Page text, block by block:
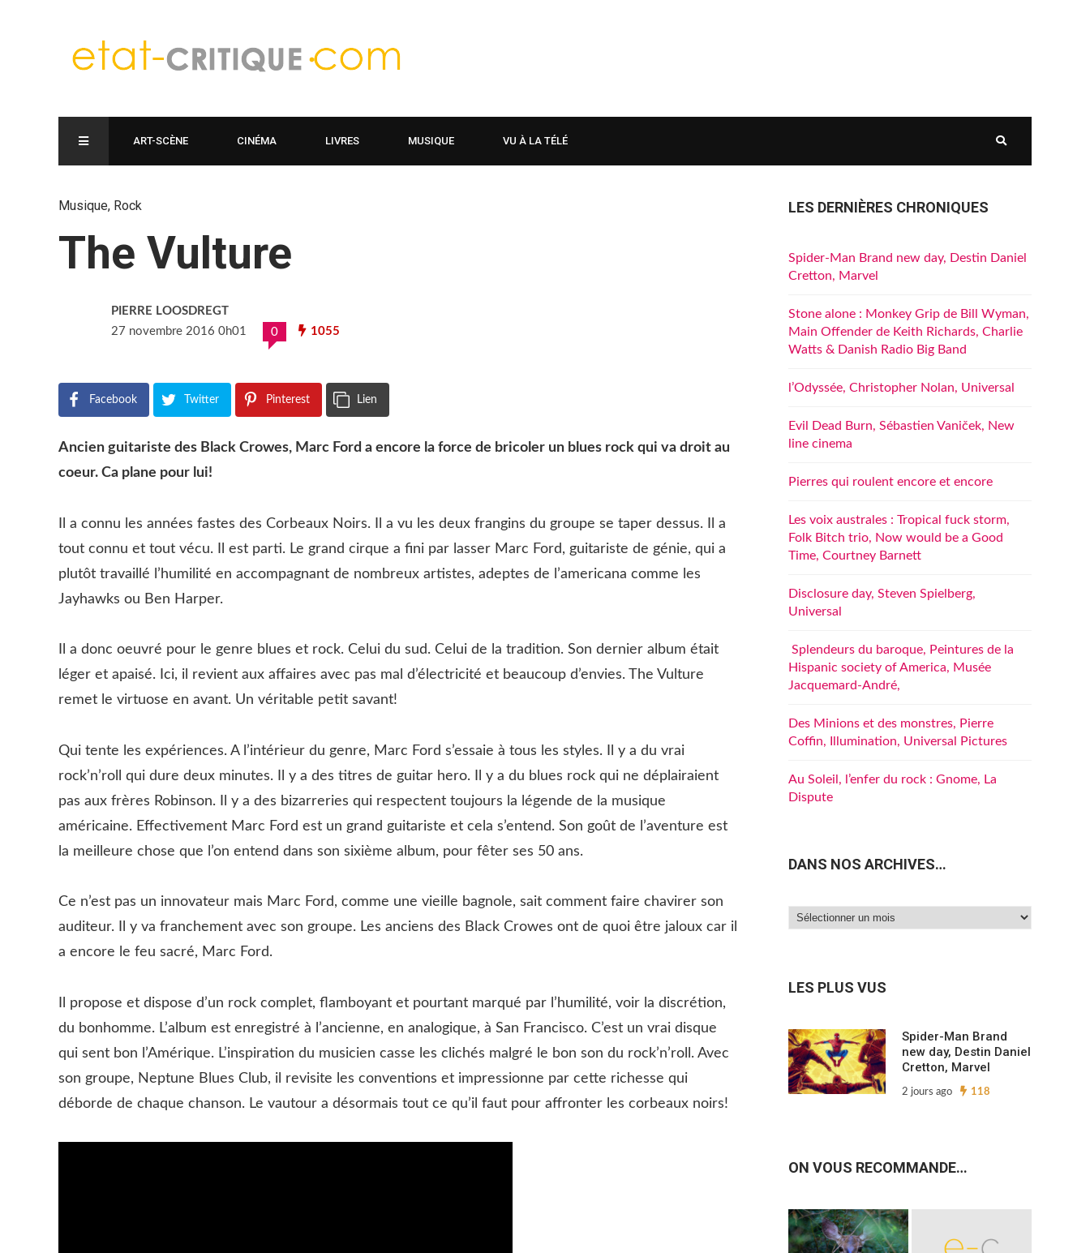
ART-SCÈNE CINÉMA LIVRES MUSIQUE VU À LA TÉLÉ
Musique, Rock
The Vulture
PIERRE LOOSDREGT
27 novembre 2016 0h01
0 1055
Facebook Twitter Pinterest Lien
Ancien guitariste des Black Crowes, Marc Ford a encore la force de bricoler un blues rock qui va droit au
coeur. Ca plane pour lui!
Il a connu les années fastes des Corbeaux Noirs. Il a vu les deux frangins du groupe se taper dessus. Il a
tout connu et tout vécu. Il est parti. Le grand cirque a fini par lasser Marc Ford, guitariste de génie, qui a
plutôt travaillé l’humilité en accompagnant de nombreux artistes, adeptes de l’americana comme les
Jayhawks ou Ben Harper.
Il a donc oeuvré pour le genre blues et rock. Celui du sud. Celui de la tradition. Son dernier album était
léger et apaisé. Ici, il revient aux affaires avec pas mal d’électricité et beaucoup d’envies. The Vulture
remet le virtuose en avant. Un véritable petit savant!
Qui tente les expériences. A l’intérieur du genre, Marc Ford s’essaie à tous les styles. Il y a du vrai
rock’n’roll qui dure deux minutes. Il y a des titres de guitar hero. Il y a du blues rock qui ne déplairaient
pas aux frères Robinson. Il y a des bizarreries qui respectent toujours la légende de la musique
américaine. Effectivement Marc Ford est un grand guitariste et cela s’entend. Son goût de l’aventure est
la meilleure chose que l’on entend dans son sixième album, pour fêter ses 50 ans.
Ce n’est pas un innovateur mais Marc Ford, comme une vieille bagnole, sait comment faire chavirer son
auditeur. Il y va franchement avec son groupe. Les anciens des Black Crowes ont de quoi être jaloux car il
a encore le feu sacré, Marc Ford.
Il propose et dispose d’un rock complet, flamboyant et pourtant marqué par l’humilité, voir la discrétion,
du bonhomme. L’album est enregistré à l’ancienne, en analogique, à San Francisco. C’est un vrai disque
qui sent bon l’Amérique. L’inspiration du musicien casse les clichés malgré le bon son du rock’n’roll. Avec
son groupe, Neptune Blues Club, il revisite les conventions et impressionne par cette richesse qui
déborde de chaque chanson. Le vautour a désormais tout ce qu’il faut pour affronter les corbeaux noirs!
LES DERNIÈRES CHRONIQUES
Spider-Man Brand new day, Destin Daniel
Cretton, Marvel
Stone alone : Monkey Grip de Bill Wyman,
Main Offender de Keith Richards, Charlie
Watts & Danish Radio Big Band
l’Odyssée, Christopher Nolan, Universal
Evil Dead Burn, Sébastien Vaniček, New
line cinema
Pierres qui roulent encore et encore
Les voix australes : Tropical fuck storm,
Folk Bitch trio, Now would be a Good
Time, Courtney Barnett
Disclosure day, Steven Spielberg,
Universal
Splendeurs du baroque, Peintures de la
Hispanic society of America, Musée
Jacquemard-André,
Des Minions et des monstres, Pierre
Coffin, Illumination, Universal Pictures
Au Soleil, l’enfer du rock : Gnome, La
Dispute
DANS NOS ARCHIVES…
Dans
LES PLUS VUS
Spider-Man Brand
new day, Destin Daniel
Cretton, Marvel
2 jours ago 118
ON VOUS RECOMMANDE…